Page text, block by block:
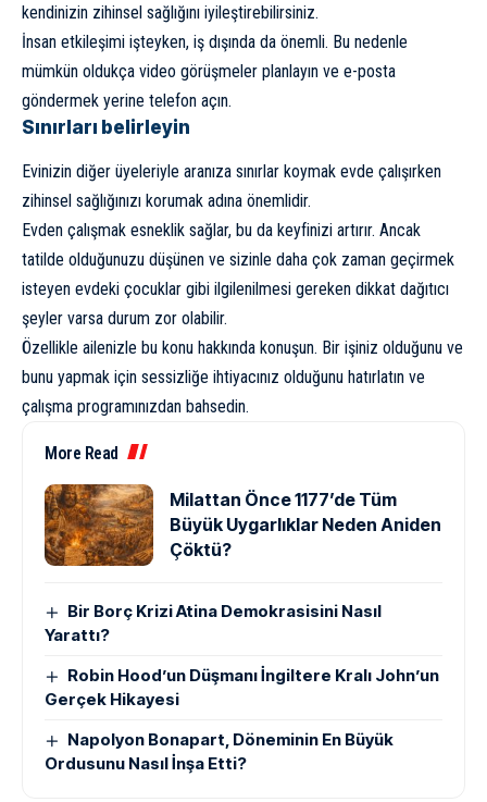
kendinizin zihinsel sağlığını iyileştirebilirsiniz.
İnsan etkileşimi işteyken, iş dışında da önemli. Bu nedenle
mümkün oldukça video görüşmeler planlayın ve e-posta
göndermek yerine telefon açın.
Sınırları belirleyin
Evinizin diğer üyeleriyle aranıza sınırlar koymak evde çalışırken
zihinsel sağlığınızı korumak adına önemlidir.
Evden çalışmak esneklik sağlar, bu da keyfinizi artırır. Ancak
tatilde olduğunuzu düşünen ve sizinle daha çok zaman geçirmek
isteyen evdeki çocuklar gibi ilgilenilmesi gereken dikkat dağıtıcı
şeyler varsa durum zor olabilir.
Özellikle ailenizle bu konu hakkında konuşun. Bir işiniz olduğunu ve
bunu yapmak için sessizliğe ihtiyacınız olduğunu hatırlatın ve
çalışma programınızdan bahsedin.
More Read
Milattan Önce 1177’de Tüm
Büyük Uygarlıklar Neden Aniden
Çöktü?
Bir Borç Krizi Atina Demokrasisini Nasıl
Yarattı?
Robin Hood’un Düşmanı İngiltere Kralı John’un
Gerçek Hikayesi
Napolyon Bonapart, Döneminin En Büyük
Ordusunu Nasıl İnşa Etti?